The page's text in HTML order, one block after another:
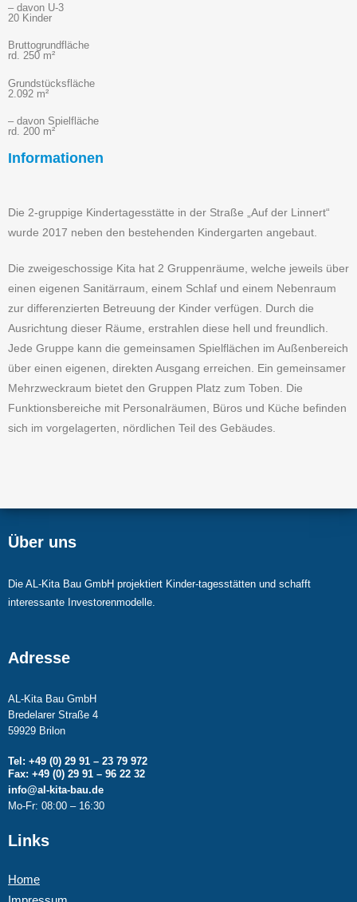
– davon U-3
20 Kinder
Bruttogrundfläche
rd. 250 m²
Grundstücksfläche
2.092 m²
– davon Spielfläche
rd. 200 m²
Informationen
Die 2-gruppige Kindertagesstätte in der Straße „Auf der Linnert“
wurde 2017 neben den bestehenden Kindergarten angebaut.
Die zweigeschossige Kita hat 2 Gruppenräume, welche jeweils über
einen eigenen Sanitärraum, einem Schlaf und einem Nebenraum
zur differenzierten Betreuung der Kinder verfügen. Durch die
Ausrichtung dieser Räume, erstrahlen diese hell und freundlich.
Jede Gruppe kann die gemeinsamen Spielflächen im Außenbereich
über einen eigenen, direkten Ausgang erreichen. Ein gemeinsamer
Mehrzweckraum bietet den Gruppen Platz zum Toben. Die
Funktionsbereiche mit Personalräumen, Büros und Küche befinden
sich im vorgelagerten, nördlichen Teil des Gebäudes.
Über uns
Die AL-Kita Bau GmbH projektiert Kinder-tagesstätten und schafft
interessante Investorenmodelle.
Adresse
AL-Kita Bau GmbH
Bredelarer Straße 4
59929 Brilon
Tel: +49 (0) 29 91 – 23 79 972
Fax: +49 (0) 29 91 – 96 22 32
info@al-kita-bau.de
Mo-Fr: 08:00 – 16:30
Links
Home